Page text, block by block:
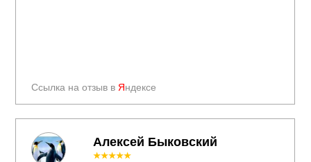
Ссылка на отзыв в Яндексе
Алексей Быковский
★★★★★